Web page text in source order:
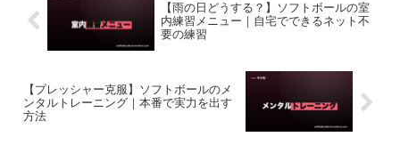
【雨の日どうする？】ソフトボールの室
内練習メニュー｜自宅でできるネット不
要の練習
【プレッシャー克服】ソフトボールのメ
ンタルトレーニング｜本番で実力を出す
方法